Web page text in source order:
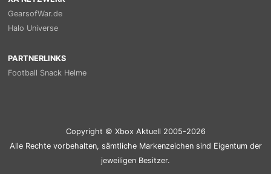
GearsofWar.de
Halo Universe
PARTNERLINKS
Football Snack Helme
Copyright © Xbox Aktuell 2005-2026
Alle Rechte vorbehalten, sämtliche Markenzeichen sind Eigentum der
jeweiligen Besitzer.